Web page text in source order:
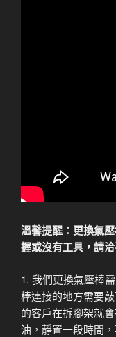
溫馨提醒：更換氣
握或沒有工具，請
1. 我們更換氣壓棒
棒連接的地方需要
的客戶在拆腳架就
油，靜置一段時間